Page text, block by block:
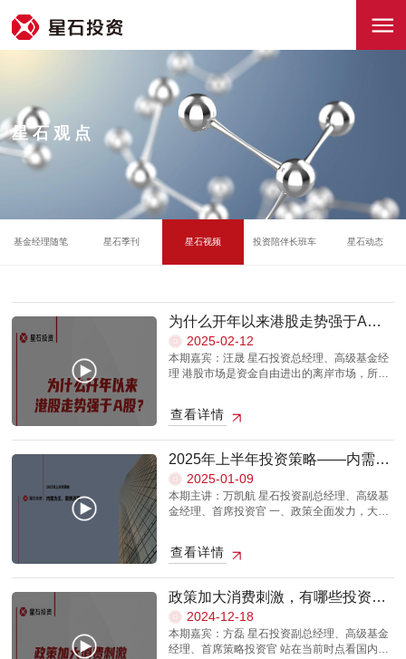
星石观点
基金经理随笔 星石季刊 星石视频 投资陪伴长班车 星石动态
为什么开年以来港股走势强于A
股？2025-02-12
本期嘉宾：汪晟 星石投资总经理、高级基金经
理 港股市场是资金自由进出的离岸市场，所以
确，之前市场面对的不确定性或者说风险因素
险偏好的提升。叠加大国博弈的天平更多的向
中国倾斜，市场对中国的认知也在变化。这些
变化汇总起来，反映到资金流向上，就是港股
的率先走强。港股市场是一个可以自由投票的
市场，港股走强可以被理解为海外资金对中国
股权定价处于极低的水平，这些公司和美股公
司做着相似的业务，但估值定价可能差了一倍
或者说非基本面因素。当非理性因素逐渐消
失，由于港股定价价差较大，就会出现大的修
复空间，这并不是基本面层面可以解释的。 后
续港股市场可能会从大幅折价，逐渐转向平
价，甚至会出现溢价，目前正处于这一过程
查看详情
2025年上半年投资策略——内需为
王，聚焦消费
2025-01-09
本期主讲：万凯航 星石投资副总经理、高级基
金经理、首席投资官 一、政策全面发力，大力
定甚至回升的客观条件 二、持续扩大内需是中
程，外部不确定性大幅提升 2.持续扩大内需是
抵御外部波动的最有力方向 三、流动性驱动转
为基本面驱动，内需消费迎来戴维斯双击 1.持
续通缩往往带来政策性牛市 2.风险偏好大幅回
暖，结构上相关品种率先受益 3.内需消费准备
查看详情
政策加大消费刺激，有哪些投资机
会？2024-12-18
本期嘉宾：方磊 星石投资副总经理、高级基金
经理、首席策略投资官 站在当前时点看国内需